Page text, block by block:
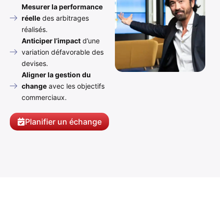
Mesurer la performance
réelledes arbitrages
réalisés.
Anticiper l’impactd’une
variation défavorable des
devises.
Aligner la gestion du
changeavec les objectifs
commerciaux.
Planifier un échange